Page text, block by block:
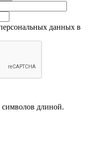
данных в
длиной.